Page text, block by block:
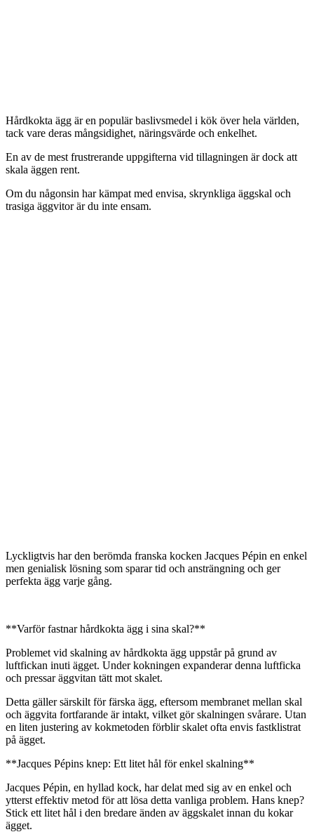
Hårdkokta ägg är en populär baslivsmedel i kök över hela världen,
tack vare deras mångsidighet, näringsvärde och enkelhet.
En av de mest frustrerande uppgifterna vid tillagningen är dock att
skala äggen rent.
Om du någonsin har kämpat med envisa, skrynkliga äggskal och
trasiga äggvitor är du inte ensam.
Lyckligtvis har den berömda franska kocken Jacques Pépin en enkel
men genialisk lösning som sparar tid och ansträngning och ger
perfekta ägg varje gång.
**Varför fastnar hårdkokta ägg i sina skal?**
Problemet vid skalning av hårdkokta ägg uppstår på grund av
luftfickan inuti ägget. Under kokningen expanderar denna luftficka
och pressar äggvitan tätt mot skalet.
Detta gäller särskilt för färska ägg, eftersom membranet mellan skal
och äggvita fortfarande är intakt, vilket gör skalningen svårare. Utan
en liten justering av kokmetoden förblir skalet ofta envis fastklistrat
på ägget.
**Jacques Pépins knep: Ett litet hål för enkel skalning**
Jacques Pépin, en hyllad kock, har delat med sig av en enkel och
ytterst effektiv metod för att lösa detta vanliga problem. Hans knep?
Stick ett litet hål i den bredare änden av äggskalet innan du kokar
ägget.